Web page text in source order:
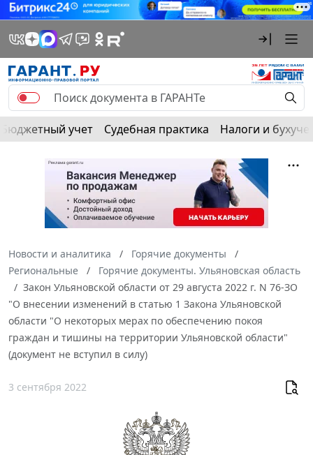
Бюджетный учет Судебная практика Налоги и
Новости и аналитика
Горячие документы
Региональные
Горячие документы. Ульяновская область
Закон Ульяновской области от 29 августа 2022 г. N 76-ЗО
"О внесении изменений в статью 1 Закона Ульяновской
области "О некоторых мерах по обеспечению покоя
граждан и тишины на территории Ульяновской области"
(документ не вступил в силу)
3 сентября 2022